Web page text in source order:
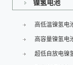
镍氢电池
高低温镍氢电
高容量镍氢电
超低自放电镍